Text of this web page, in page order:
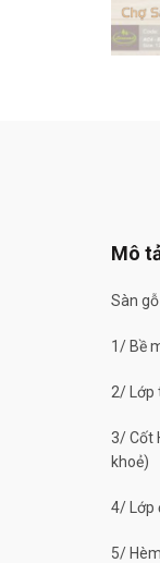
Mô
Sàn
1/ Bề
2/ Lớp
3/ Cốt
khoẻ)
4/ Lớp
5/